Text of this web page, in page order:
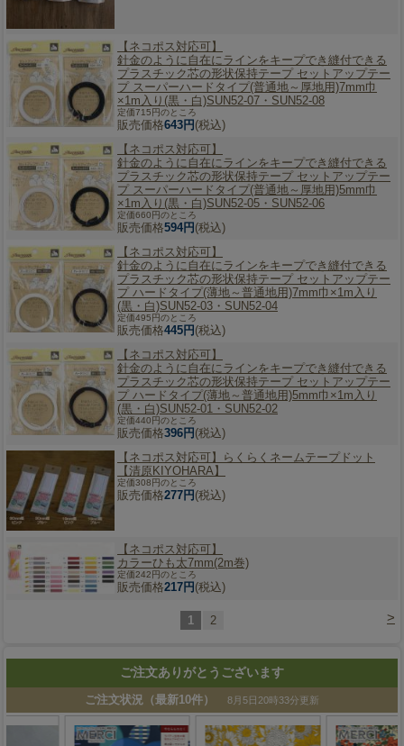
【ネコポス対応可】
針金のように自在にラインをキープでき縫付できる
プラスチック芯の形状保持テープ セットアップテー
プ スーパーハードタイプ(普通地～厚地用)7mm巾
×1m入り(黒・白)SUN52-07・SUN52-08
定価715円のところ
販売価格643円 (税込)
【ネコポス対応可】
針金のように自在にラインをキープでき縫付できる
プラスチック芯の形状保持テープ セットアップテー
プ スーパーハードタイプ(普通地～厚地用)5mm巾
×1m入り(黒・白)SUN52-05・SUN52-06
定価660円のところ
販売価格594円 (税込)
【ネコポス対応可】
針金のように自在にラインをキープでき縫付できる
プラスチック芯の形状保持テープ セットアップテー
プ ハードタイプ(薄地～普通地用)7mm巾×1m入り
(黒・白)SUN52-03・SUN52-04
定価495円のところ
販売価格445円 (税込)
【ネコポス対応可】
針金のように自在にラインをキープでき縫付できる
プラスチック芯の形状保持テープ セットアップテー
プ ハードタイプ(薄地～普通地用)5mm巾×1m入り
(黒・白)SUN52-01・SUN52-02
定価440円のところ
販売価格396円 (税込)
【ネコポス対応可】
らくらくネームテープドット
【清原KIYOHARA】
定価308円のところ
販売価格277円 (税込)
【ネコポス対応可】
カラーひも太7mm(2m巻)
定価242円のところ
販売価格217円 (税込)
>
1 2
ご注文ありがとうございます